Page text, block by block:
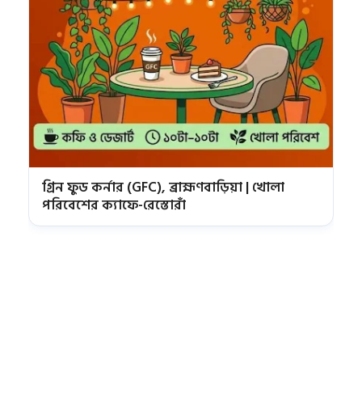
গ্রিন ফুড কর্নার (GFC), ব্রাহ্মণবাড়িয়া | খোলা
পরিবেশের ক্যাফে-রেস্তোরাঁ